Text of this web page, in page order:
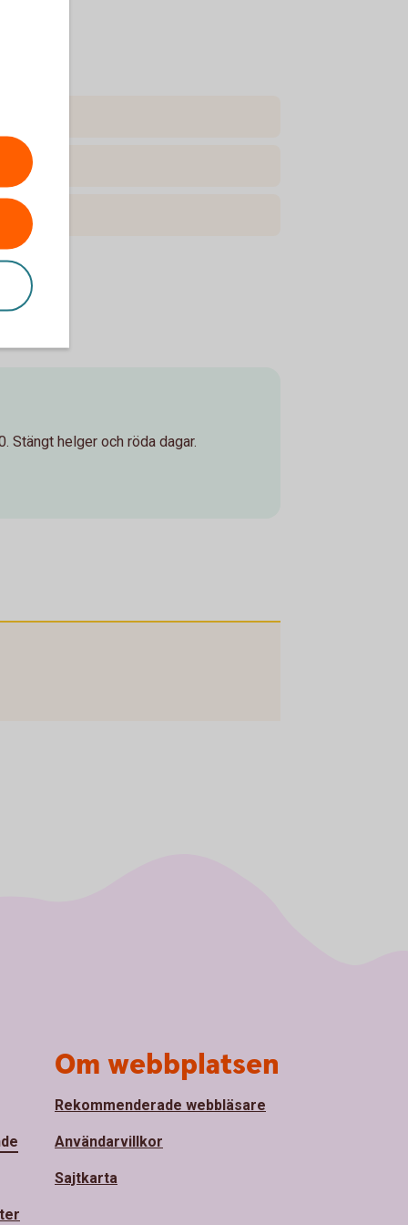
Stängt helger och röda dagar.
Om webbplatsen
Rekommenderade webbläsare
Användarvillkor
Sajtkarta